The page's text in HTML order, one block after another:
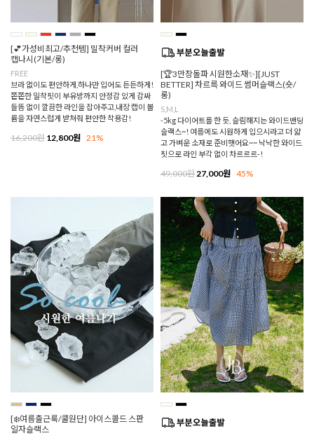
[💕가성비최고/추천템] 밀착커버 컬러
캡나시(기본/롱)
FREE
브라 없이도 편안하게,하나만 입어도 든든하게!
쫀쫀한 밀착핏이 부유방까지 안정감 있게 감싸
들뜸 없이 깔끔한 라인을 잡아주고,내장 캡이 볼
륨을 자연스럽게 받쳐줘 편안한 착용감!
16,200원 12,800원 21%
[🏆3만장돌파 시원한소재✨][JUST
BETTER] 차르륵 와이드 썸머슬랙스(숏/
롱)
S,M,L
-5kg 다이어트를 한 듯, 슬림해지는 와이드밴딩
슬랙스~! 여름에도 시원하게 입으시라고 더 얇
고 가벼운 소재로 준비햇어요~~ 낙낙한 와이드
핏으로 라인 부각 없이 차르르르-!
49,000원27,000원 45%
[❄️여름출근룩/쿨원단] 아이스콜드 스판
일자슬랙스